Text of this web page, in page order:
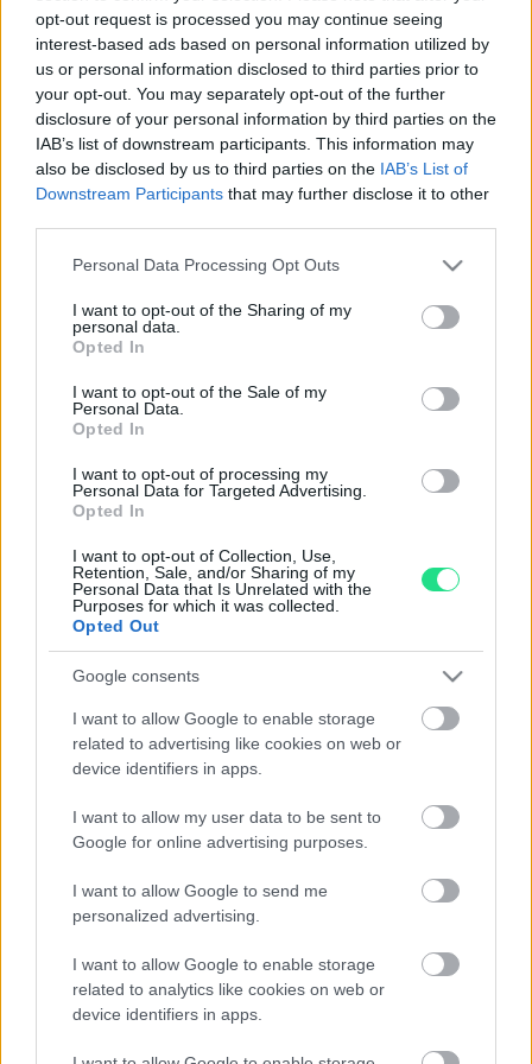
opt-out request is processed you may continue seeing
interest-based ads based on personal information utilized by
us or personal information disclosed to third parties prior to
your opt-out. You may separately opt-out of the further
disclosure of your personal information by third parties on the
IAB’s list of downstream participants. This information may
also be disclosed by us to third parties on the IAB’s List of
Downstream Participants that may further disclose it to other
Please note that this website/app uses one or more Google
not limited to your visit or usage behaviour. You may click to
grant or deny consent to Google and its third-party tags to
use your data for below specified purposes in below Google
consent section.
Personal Data Processing Opt Outs
I want to opt-out of the Sharing of my
personal data.
Opted In
I want to opt-out of the Sale of my
Personal Data.
Opted In
I want to opt-out of processing my
Personal Data for Targeted Advertising.
Opted In
I want to opt-out of Collection, Use,
Retention, Sale, and/or Sharing of my
Personal Data that Is Unrelated with the
Purposes for which it was collected.
Opted Out
Google consents
I want to allow Google to enable storage
related to advertising like cookies on web or
device identifiers in apps.
I want to allow my user data to be sent to
Google for online advertising purposes.
I want to allow Google to send me
personalized advertising.
I want to allow Google to enable storage
related to analytics like cookies on web or
device identifiers in apps.
5.258,00 € 2.518,00
Matranga SRL
Evoluzione e tradizione, emozione e precisione, fantasia
sfida appassionante che dura da più di 110 anni.
Dominare e trasformare questi elementi contrastanti in
I nostri orari di apertura (Palermo e
dalle 15:45 alle 19:30
Dal Mar al Sab:
dalle 09:45 alle 13:15 e
dalle 15:45 alle 19:30
Si avvisa la clientela che dopo le 19:00 non si potranno eseguire
interventi in laboratorio o operazioni di perizia e stima.
Palermo - Via R. Settimo 56 - 091581863
Informazioni
Termini e condizioni d'uso
Trattamento fiscale della compravendita di oro da
investimento